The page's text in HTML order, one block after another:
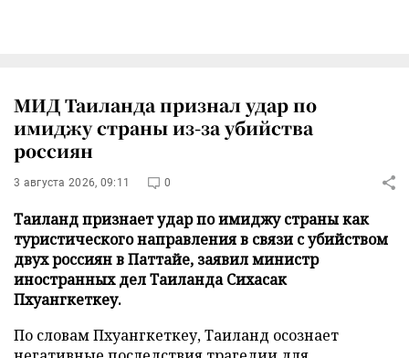
МИД Таиланда признал удар по
имиджу страны из-за убийства
россиян
3 августа 2026, 09:11 0
Таиланд признает удар по имиджу страны как
туристического направления в связи с убийством
двух россиян в Паттайе, заявил министр
иностранных дел Таиланда Сихасак
Пхуангкеткеу.
По словам Пхуангкеткеу, Таиланд осознает